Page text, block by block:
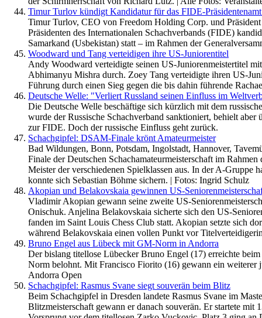
Timur Turlov kündigt Kandidatur für das FIDE-
Timur Turlov, CEO von Freedom Holding Corp. und
Präsidenten des Internationalen Schachverbands (FIDE)
Samarkand (Usbekistan) statt – im Rahmen der
Woodward und Tang verteidigen ihre US-Juniorentitel
Andy Woodward verteidigte seinen US-Juniorenmeistertitel
Abhimanyu Mishra durch. Zoey Tang verteidigte ihren US-
Führung durch einen Sieg gegen die bis dahin führende
Deutsche Welle: "Verliert Russland seinen Einfluss im
Die Deutsche Welle beschäftige sich kürzlich mit dem
wurde der Russische Schachverband sanktioniert, behielt
zur FIDE. Doch der russische Einfluss geht zurück.
Schachgipfel: DSAM-Finale krönt Amateurmeister
Bad Wildungen, Bonn, Potsdam, Ingolstadt, Hannover,
Finale der Deutschen Schachamateurmeisterschaft im
Meister der verschiedenen Spielklassen aus. In der A-
konnte sich Sebastian Böhme sichern. | Fotos: Ingrid Schulz
Akopian und Belakovskaia gewinnen US-
Vladimir Akopian gewann seine zweite US-
Onischuk. Anjelina Belakovskaia sicherte sich den US-
fanden im Saint Louis Chess Club statt. Akopian setzte sich
während Belakovskaia einen vollen Punkt vor
Bruno Engel aus Lübeck mit GM-Norm in Andorra
Der bislang titellose Lübecker Bruno Engel (17) erreichte
Norm belohnt. Mit Francisco Fiorito (16) gewann ein weiterer
Andorra Open
Schachgipfel: Rasmus Svane siegt souverän beim Blitz
Beim Schachgipfel in Dresden landete Rasmus Svane im
Blitzmeisterschaft gewann er danach souverän. Er startete mit